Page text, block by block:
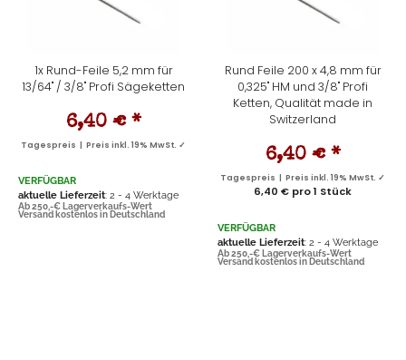
1x Rund-Feile 5,2 mm für
13/64" / 3/8" Profi Sägeketten
6,40 € *
Tagespreis | Preis inkl. 19% MwSt. ✓
VERFÜGBAR
aktuelle Lieferzeit: 2 - 4 Werktage
Ab 250,-€ Lagerverkaufs-Wert
Versand kostenlos in Deutschland
Rund Feile 200 x 4,8 mm für
0,325" HM und 3/8" Profi
Ketten, Qualität made in
Switzerland
6,40 € *
Tagespreis | Preis inkl. 19% MwSt. ✓
6,40 € pro 1 Stück
VERFÜGBAR
aktuelle Lieferzeit: 2 - 4 Werktage
Ab 250,-€ Lagerverkaufs-Wert
Versand kostenlos in Deutschland